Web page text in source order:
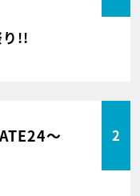
り!!
～ 2